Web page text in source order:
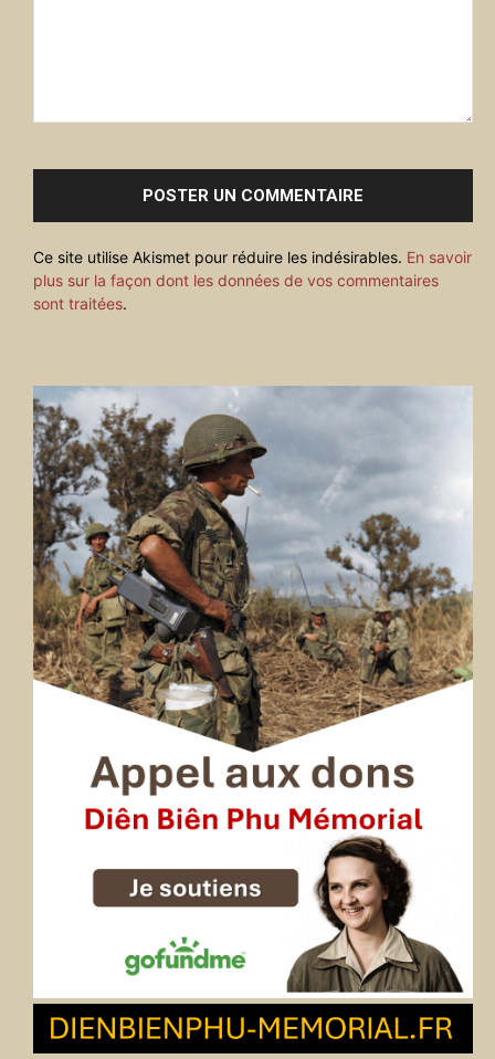
Ce site utilise Akismet pour réduire les indésirables. En savoir
plus sur la façon dont les données de vos commentaires
sont traitées.